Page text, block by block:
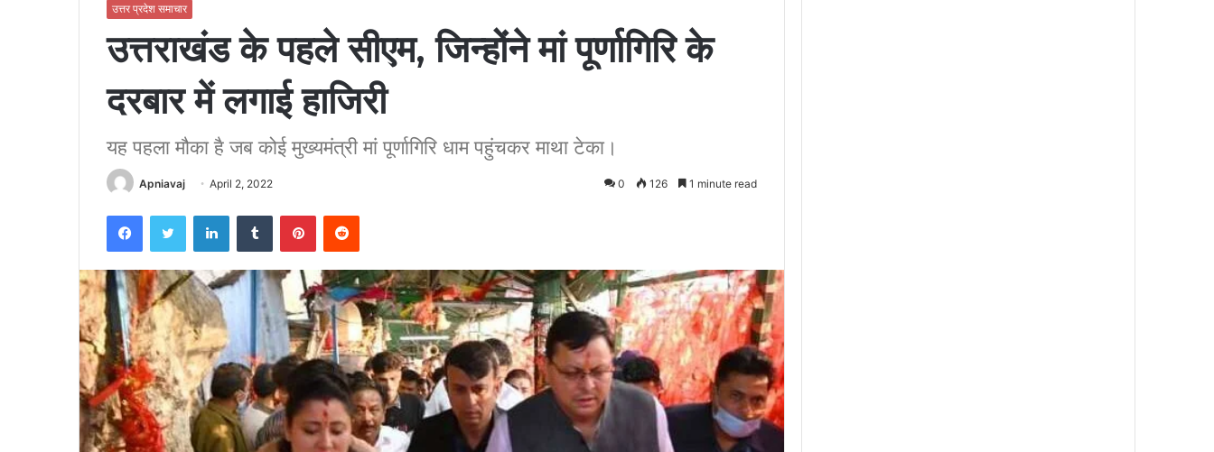
उत्तर प्रदेश समाचार
उत्तराखंड के पहले सीएम, जिन्होंने मां पूर्णागिरि के
दरबार में लगाई हाजिरी
यह पहला मौका है जब कोई मुख्यमंत्री मां पूर्णागिरि धाम पहुंचकर माथा टेका।
Apniavaj April 2, 2022 0 126 1 minute read